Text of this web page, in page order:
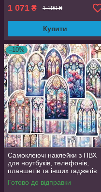
1 071 ₴ 1 190 ₴
Купити
–10%
Самоклеючі наклейки з ПВХ
для ноутбуків, телефонів,
планшетів та інших гаджетів
50 шт. яскраві дизайни
Готово до відправки